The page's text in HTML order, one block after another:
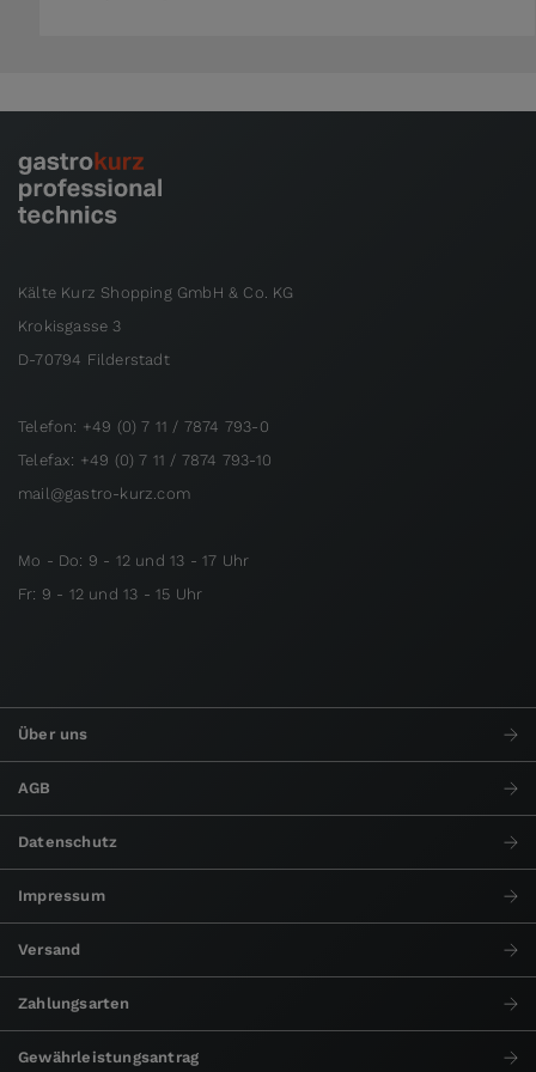
Kälte Kurz Shopping GmbH & Co. KG
Krokisgasse 3
D-70794 Filderstadt
Telefon: +49 (0) 7 11 / 7874 793-0
Telefax: +49 (0) 7 11 / 7874 793-10
mail@gastro-kurz.com
Mo - Do: 9 - 12 und 13 - 17 Uhr
Fr: 9 - 12 und 13 - 15 Uhr
Über uns
AGB
Datenschutz
Impressum
Versand
Zahlungsarten
Gewährleistungsantrag